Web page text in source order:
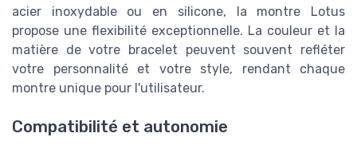
acier inoxydable ou en silicone, la montre Lotus
propose une flexibilité exceptionnelle. La couleur et la
matière de votre bracelet peuvent souvent refléter
votre personnalité et votre style, rendant chaque
montre unique pour l'utilisateur.
Compatibilité et autonomie